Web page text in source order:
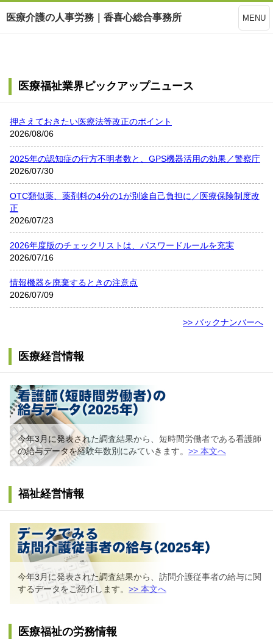
医療介護の人事労務｜香喜心総合事務所 MENU
医療福祉業界ピックアップニュース
押さえておきたい医療法等改正のポイント
2026/08/06
2025年の認知症の行方不明者数と、GPS機器活用の効果／警察庁
2026/07/30
OTC類似薬、薬剤料の4分の1が別途自己負担に／医療保険制度改
正
2026/07/23
2026年度版のチェックリストは、パスワードルールを充実
2026/07/16
情報機器を廃棄するときの注意点
2026/07/09
>> バックナンバーへ
医療経営情報
今年3月に発表された調査結果から、短時間労働者である看護師
の給与データを経験年数別にみていきます。 >> 本文へ
福祉経営情報
今年3月に発表された調査結果から、訪問介護従事者の給与に関
するデータをご紹介します。 >> 本文へ
医療福祉の労務情報